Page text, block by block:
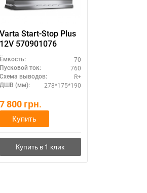
Varta Start-Stop Plus
12V 570901076
Ёмкость: 70
Пусковой ток: 760
Схема выводов: R+
ДШВ (мм): 278*175*190
7 800 грн.
Купить